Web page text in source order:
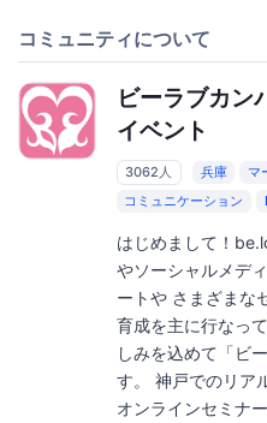
コミュニティについて
ビーラブカン
イベント
3062人 兵庫 マ
コミュニケーション
はじめまして！
やソーシャルメデ
ートや さまざまな
育成を主に行なっ
しみを込めて「ビ
す。 神戸でのリア
オンラインセミナ